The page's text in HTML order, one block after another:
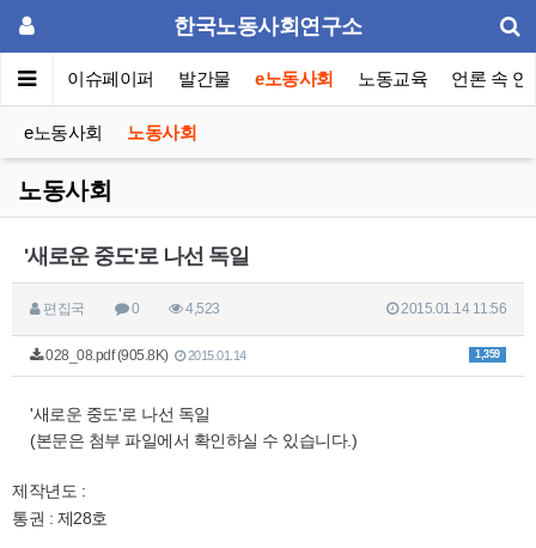
한국노동사회연구소
포럼 이슈페이퍼 발간물 e노동사회 노동교육 언론 속 연
e노동사회 노동사회
노동사회
'새로운 중도'로 나선 독일
편집국 0 4,523 2015.01.14 11:56
1,359
028_08.pdf (905.8K) 2015.01.14
'새로운 중도'로 나선 독일
(본문은 첨부 파일에서 확인하실 수 있습니다.)
제작년도 :
통권 : 제28호